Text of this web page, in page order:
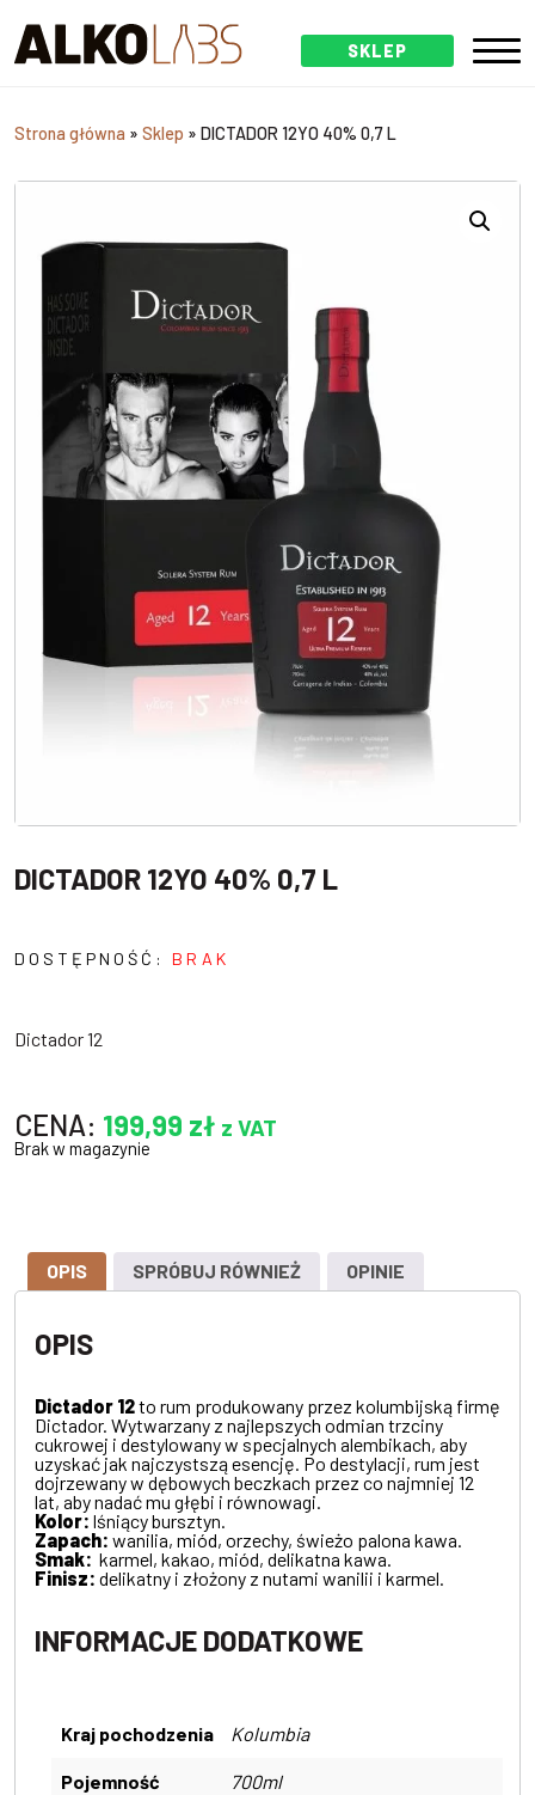
SKLEP
Strona główna » Sklep » DICTADOR 12YO 40% 0,7 L
DICTADOR 12YO 40% 0,7 L
DOSTĘPNOŚĆ: BRAK
Dictador 12
CENA: 199,99 zł z VAT
Brak w magazynie
OPIS SPRÓBUJ RÓWNIEŻ OPINIE
OPIS
Dictador 12to rum produkowany przez kolumbijską firmę
Dictador. Wytwarzany z najlepszych odmian trzciny
cukrowej i destylowany w specjalnych alembikach, aby
uzyskać jak najczystszą esencję. Po destylacji, rum jest
dojrzewany w dębowych beczkach przez co najmniej 12
lat, aby nadać mu głębi i równowagi.
Kolor: lśniący bursztyn.
Zapach: wanilia, miód, orzechy, świeżo palona kawa.
Smak: karmel, kakao, miód, delikatna kawa.
Finisz: delikatny i złożony z nutami wanilii i karmel.
INFORMACJE DODATKOWE
Kraj pochodzenia Kolumbia
Pojemność 700ml